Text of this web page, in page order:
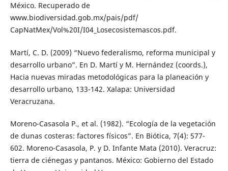
México. Recuperado de
www.biodiversidad.gob.mx/pais/pdf/
CapNatMex/Vol%20I/I04_Losecosistemascos.pdf.
Martí, C. D. (2009) “Nuevo federalismo, reforma municipal y
desarrollo urbano”. En D. Martí y M. Hernández (coords.),
Hacia nuevas miradas metodológicas para la planeación y
desarrollo urbano, 133-142. Xalapa: Universidad
Veracruzana.
Moreno-Casasola P., et al. (1982). “Ecología de la vegetación
de dunas costeras: factores físicos”. En Biótica, 7(4): 577-
602. Moreno-Casasola, P. y D. Infante Mata (2010). Veracruz:
tierra de ciénegas y pantanos. México: Gobierno del Estado